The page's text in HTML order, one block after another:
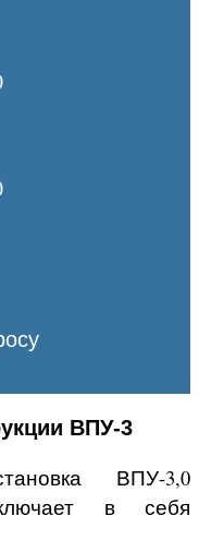
ВПУ-3
ВПУ-3,0
в себя